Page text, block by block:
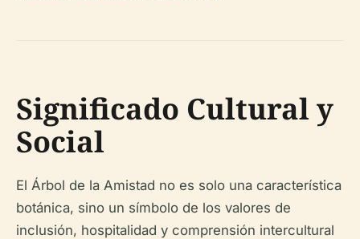
Significado Cultural y
Social
El Árbol de la Amistad no es solo una característica
botánica, sino un símbolo de los valores de
inclusión, hospitalidad y comprensión intercultural